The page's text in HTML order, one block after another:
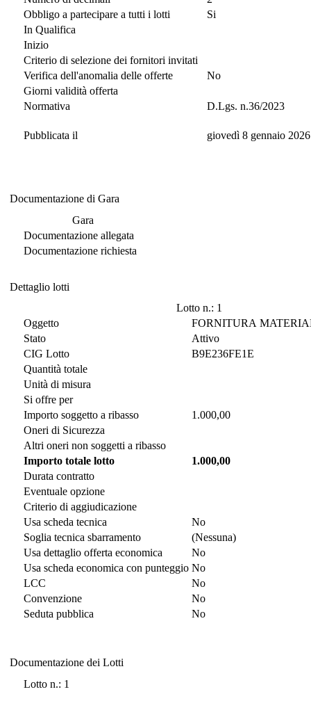
Obbligo a partecipare a tutti i lotti
Si
In Qualifica
Inizio
Criterio di selezione dei fornitori invitati
Verifica dell'anomalia delle offerte
No
Giorni validità offerta
Normativa
D.Lgs. n.36/2023
Pubblicata il giovedì 8 gennaio
Documentazione di Gara
Gara
Documentazione allegata
Documentazione richiesta
Dettaglio lotti
Lotto n.: 1
Oggetto
FORNITURA
Stato
Attivo
CIG Lotto
B9E236FE1E
Quantità totale
Unità di misura
Si offre per
Importo soggetto a ribasso
1.000,00
Oneri di Sicurezza
Altri oneri non soggetti a ribasso
Importo totale lotto
1.000,00
Durata contratto
Eventuale opzione
Criterio di aggiudicazione
Usa scheda tecnica
No
Soglia tecnica sbarramento
(Nessuna)
Usa dettaglio offerta economica
No
Usa scheda economica con punteggio No
LCC
No
Convenzione
No
Seduta pubblica
No
Documentazione dei Lotti
Lotto n.: 1